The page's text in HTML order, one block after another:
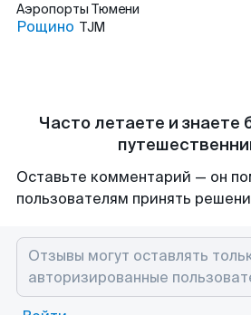
Аэропорты Тюмени
Рощино TJM
Часто летаете и знаете
Оставьте комментарий — он
пользователям принять